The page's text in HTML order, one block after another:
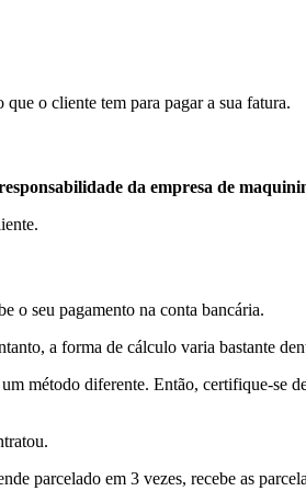
que o cliente tem para pagar a sua fatura.
da empresa de
o seu pagamento na conta bancária.
a forma de cálculo varia bastante
método diferente. Então, certifique-se
parcelado em 3 vezes, recebe as